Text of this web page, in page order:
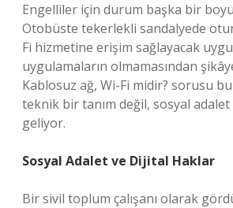
Engelliler için durum başka bir
Otobüste tekerlekli sandalyede
Fi hizmetine erişim sağlayacak
uygulamaların olmamasından
Kablosuz ağ, Wi-Fi midir? sorusu
teknik bir tanım değil, sosyal
geliyor.
Sosyal Adalet ve Dijital Haklar
Bir sivil toplum çalışanı olarak